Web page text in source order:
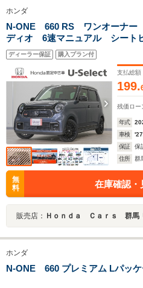
ホンダ
N-ONE 660 RS ワンオーナー
ディオ 6速マニュアル シート
イト オートハイビーム アダプ
ロール レーンキープアシスト
ディーラー保証 購入プラン付
支払総額
199.
残価ロー
年式
車検
保証
保
住所
群
無
料
在庫確認・
販売店： Ｈｏｎｄａ Ｃａｒｓ 群馬
ホンダ
N-ONE 660 プレミアム Lパッ